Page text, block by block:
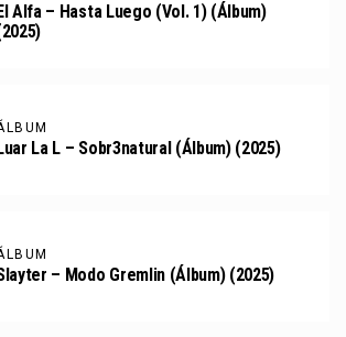
Alfa – Hasta Luego (Vol. 1) (Álbum)
La L – Sobr3natural (Álbum) (2025)
– Modo Gremlin (Álbum) (2025)